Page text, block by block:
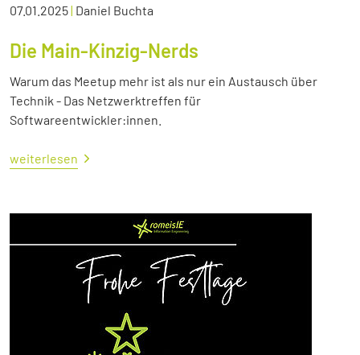
07.01.2025| Daniel Buchta
Die Main-Kinzig-Nerds
Warum das Meetup mehr ist als nur ein Austausch über
Technik - Das Netzwerktreffen für
Softwareentwickler:innen.
weiterlesen